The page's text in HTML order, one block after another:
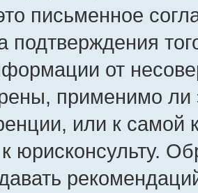
письменное
подтверждения
от
применимо ли
или к самой
юрисконсульту.